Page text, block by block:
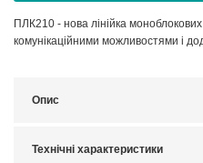
ПЛК210 - нова лінійка
комунікаційними можливостями і
Опис
Технічні характеристики